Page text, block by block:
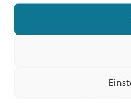
und aktivistischer
Auch die
„prophetische Kraft“
ein möglichst